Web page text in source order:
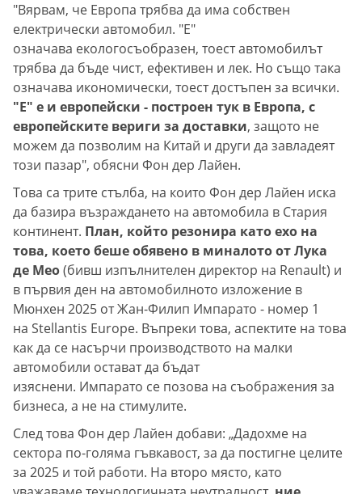
"Вярвам, че Европа трябва да има собствен
електрически автомобил. "E"
означава екологосъобразен, тоест автомобилът
трябва да бъде чист, ефективен и лек. Но също така
означава икономически, тоест достъпен за всички.
"Е" е и европейски - построен тук в Европа, с
европейските вериги за доставки, защото не
можем да позволим на Китай и други да завладеят
този пазар", обясни Фон дер Лайен.
Това са трите стълба, на които Фон дер Лайен иска
да базира възраждането на автомобила в Стария
континент. План, който резонира като ехо на
това, което беше обявено в миналото от Лука
де Мео(бивш изпълнителен директор на Renault) и
в първия ден на автомобилното изложение в
Мюнхен 2025 от Жан-Филип Импарато - номер 1
на Stellantis Europe. Въпреки това, аспектите на това
как да се насърчи производството на малки
автомобили остават да бъдат
изяснени. Импарато се позова на съображения за
бизнеса, а не на стимулите.
След това Фон дер Лайен добави: „Дадохме на
сектора по-голяма гъвкавост, за да постигне целите
за 2025 и той работи. На второ място, като